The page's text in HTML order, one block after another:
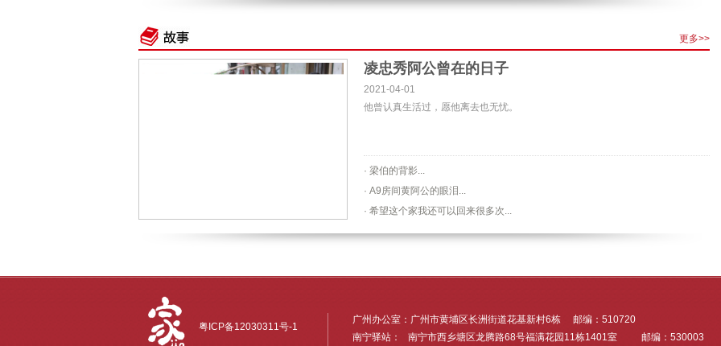
更多>>
凌忠秀阿公曾在的日子
2021-04-01
他曾认真生活过，愿他离去也无忧。
· 梁伯的背影...
· A9房间黄阿公的眼泪...
· 希望这个家我还可以回来很多次...
粤ICP备12030311号-1
广州办公室：广州市黄埔区长洲街道花基新村6栋 邮编：510720
南宁驿站： 南宁市西乡塘区龙腾路68号福满花园11栋1401室 邮编：530003